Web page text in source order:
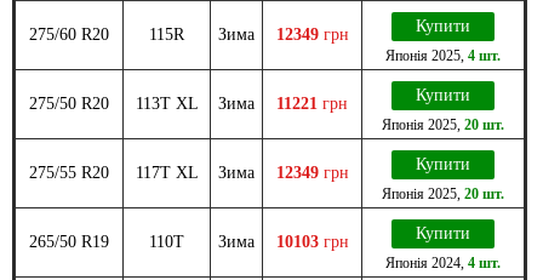
275/60 R20 115R Зима 12349 грн Купити
Японія 2025 4 шт.
275/50 R20 113T XL Зима 11221 грн Купити
Японія 2025 20 шт.
275/55 R20 117T XL Зима 12349 грн Купити
Японія 2025 20 шт.
265/50 R19 110T Зима 10103 грн Купити
Японія 2024 4 шт.